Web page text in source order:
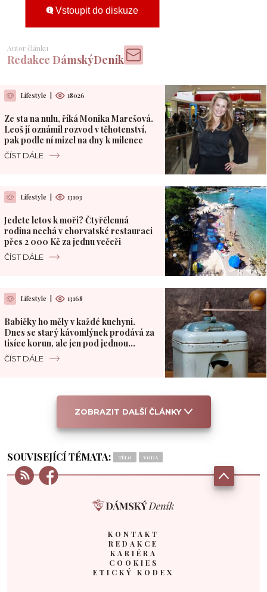
Vstoupit do diskuze
Autor článku
Redakce DámskýDeník
Lifestyle 18026
Ze sta na nulu, říká Monika Marešová.
Leoš jí oznámil rozvod v těhotenství,
pak podle ní mizel na dny k milence
ČÍST DÁLE
Lifestyle 13103
Jedete letos k moři? Čtyřčlenná
rodina nechá v chorvatské restauraci
přes 2 000 Kč za jednu večeři
ČÍST DÁLE
Lifestyle 13168
Babičky ho měly v každé kuchyni.
Dnes se starý kávomlýnek prodává za
tisíce korun, ale jen pod jednou
podmínkou
ČÍST DÁLE
ZOBRAZIT DALŠÍ ČLÁNKY
SOUVISEJÍCÍ TÉMATA: TĚLO VODA
KONTAKT
REDAKCE
KARIÉRA
COOKIES
ETICKÝ KODEX